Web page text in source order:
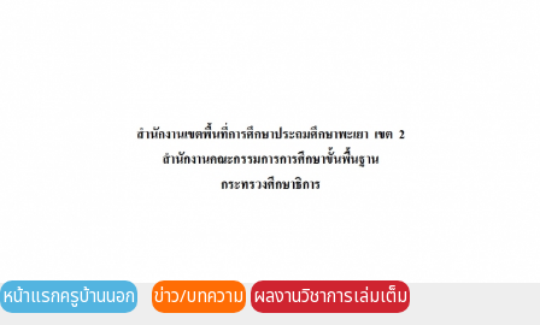
หน้าแรกครูบ้านนอก ข่าว/บทความ ผลงานวิชาการเล่มเต็ม